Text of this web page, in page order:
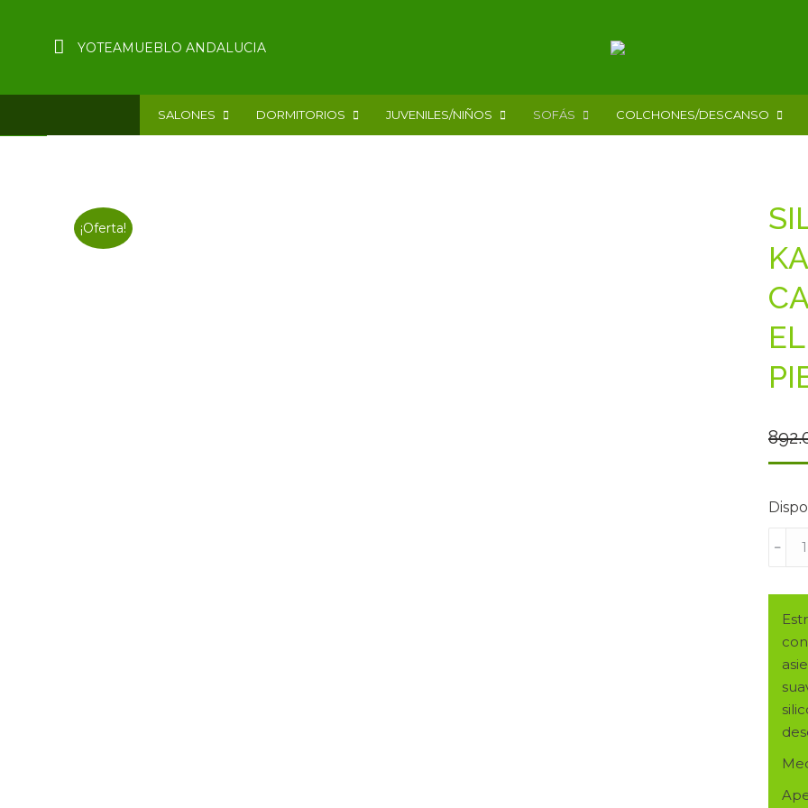
YOTEAMUEBLO ANDALUCIA
SALONES DORMITORIOS JUVENILES/NIÑOS SOFÁS COLCHONES/DESCANSO
¡Oferta!
EN
﹣